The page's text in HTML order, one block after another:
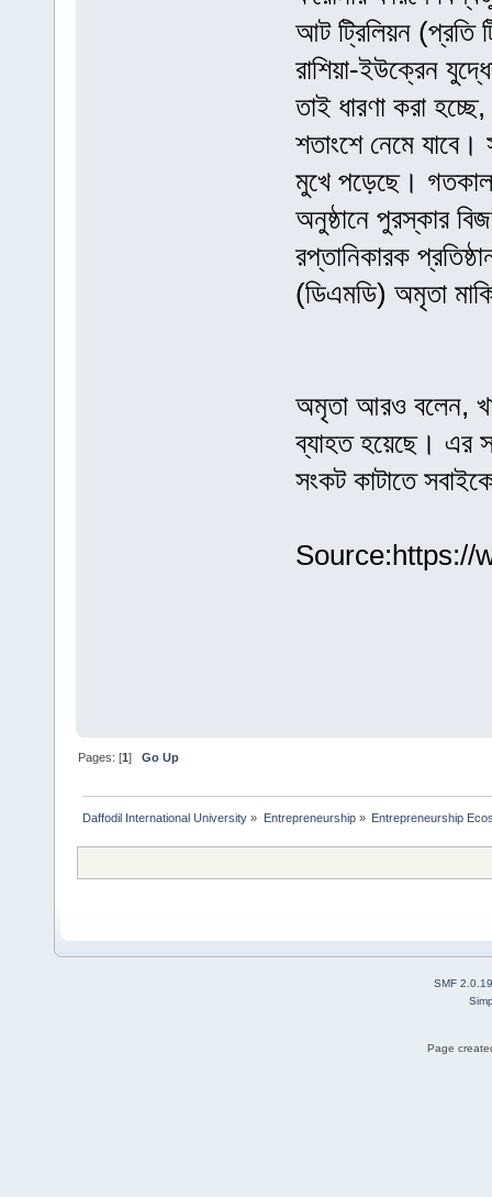
আট ট্রিলিয়ন (প্রতি
রাশিয়া-ইউক্রেন
তাই ধারণা করা
শতাংশে নেমে যাবে।
মুখে পড়েছে। গতকাল
অনুষ্ঠানে পুরস্কার
রপ্তানিকারক
(ডিএমডি) অমৃতা
অমৃতা আরও বলেন,
ব্যাহত হয়েছে। এর
সংকট কাটাতে
Source:https://
Pages: [1]Go Up
Daffodil International University » Entrepreneurship» Entrepreneurship
SMF 2.0.19
Page